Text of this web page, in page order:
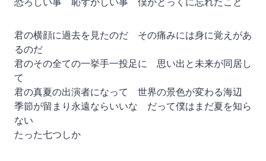
君の横顔に過去を見たのだ その痛みには身に覚えがあ
るのだ
君のその全ての一挙手一投足に 思い出と未来が同居し
て
君の真夏の出演者になって 世界の景色が変わる海辺
季節が留まり永遠ならいいな だって僕はまだ夏を知ら
ない
たった七つしか